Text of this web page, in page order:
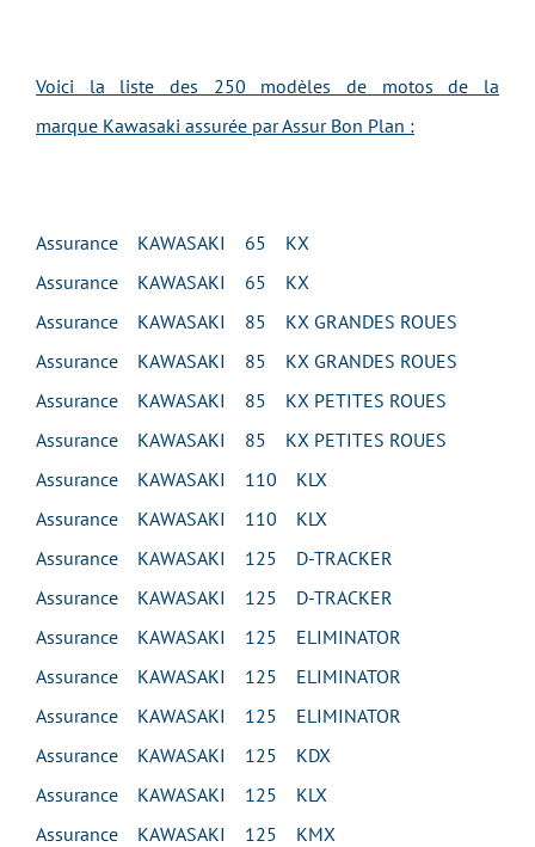
Voici la liste des 250 modèles de motos de la
marque Kawasaki assurée par Assur Bon Plan :
Assurance KAWASAKI 65 KX
Assurance KAWASAKI 65 KX
Assurance KAWASAKI 85 KX GRANDES ROUES
Assurance KAWASAKI 85 KX GRANDES ROUES
Assurance KAWASAKI 85 KX PETITES ROUES
Assurance KAWASAKI 85 KX PETITES ROUES
Assurance KAWASAKI 110 KLX
Assurance KAWASAKI 110 KLX
Assurance KAWASAKI 125 D-TRACKER
Assurance KAWASAKI 125 D-TRACKER
Assurance KAWASAKI 125 ELIMINATOR
Assurance KAWASAKI 125 ELIMINATOR
Assurance KAWASAKI 125 ELIMINATOR
Assurance KAWASAKI 125 KDX
Assurance KAWASAKI 125 KLX
Assurance KAWASAKI 125 KMX